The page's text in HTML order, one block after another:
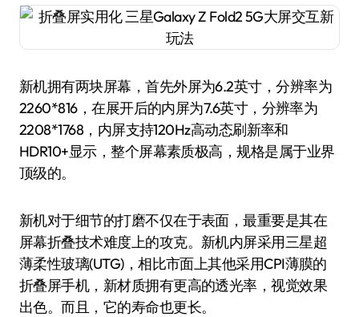
新机拥有两块屏幕，首先外屏为6.2英寸，分辨率为
2260*816，在展开后的内屏为7.6英寸，分辨率为
2208*1768，内屏支持120Hz高动态刷新率和
HDR10+显示，整个屏幕素质极高，规格是属于业界
顶级的。
新机对于细节的打磨不仅在于表面，最重要是其在
屏幕折叠技术难度上的攻克。新机内屏采用三星超
薄柔性玻璃(UTG)，相比市面上其他采用CPI薄膜的
折叠屏手机，新材质拥有更高的透光率，视觉效果
出色。而且，它的寿命也更长。